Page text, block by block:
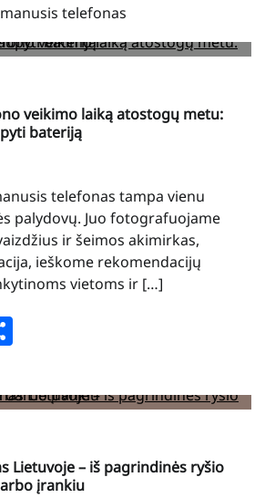
telefonas
veikimo laiką atostogų metu:
bateriją
telefonas tampa vienu
palydovų. Juo fotografuojame
ir šeimos akimirkas,
ieškome rekomendacijų
vietoms ir […]
Lietuvoje – iš pagrindinės ryšio
įrankiu